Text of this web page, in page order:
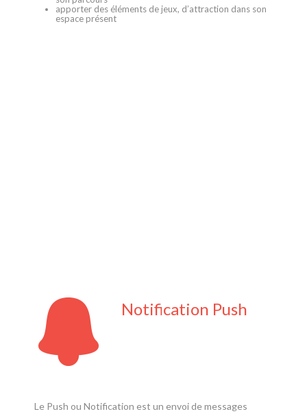
apporter des éléments de jeux, d’attraction dans son
espace présent
Notification Push
Le Push ou Notification est un envoi de messages